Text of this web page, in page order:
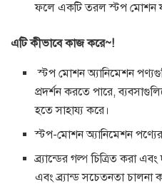
ফলে একটি তরল স্টপ মোশন
এটি কীভাবে কাজ করে~!
স্টপ মোশন অ্যানিমেশন
প্রদর্শন করতে পারে,
হতে সাহায্য করে।
স্টপ-মোশন অ্যানিমেশন পণ্যের
ব্র্যান্ডের গল্প চিত্রিত করা
এবং ব্র্যান্ড সচেতনতা চালনা